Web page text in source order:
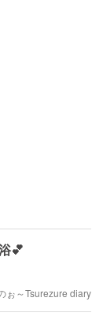
💕
ぉ～Tsurezure diary